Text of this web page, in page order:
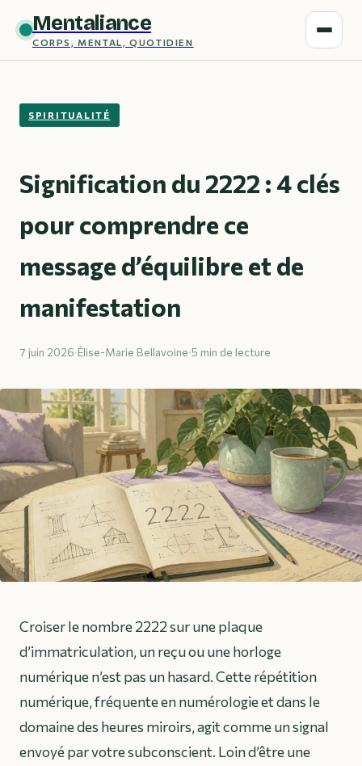
Mentaliance
CORPS, MENTAL, QUOTIDIEN
SPIRITUALITÉ
Signification du 2222 : 4 clés
pour comprendre ce
message d’équilibre et de
manifestation
7 juin 2026·Élise-Marie Bellavoine·5 min de lecture
Croiser le nombre 2222 sur une plaque
d’immatriculation, un reçu ou une horloge
numérique n’est pas un hasard. Cette répétition
numérique, fréquente en numérologie et dans le
domaine des heures miroirs, agit comme un signal
envoyé par votre subconscient. Loin d’être une